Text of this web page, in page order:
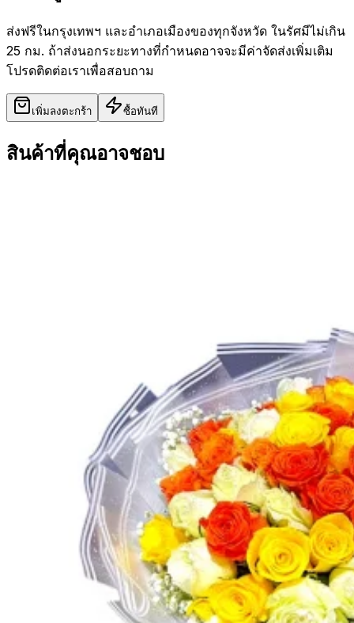
ส่งฟรีในกรุงเทพฯ และอำเภอเมืองของทุกจังหวัด ในรัศมีไม่เกิน
25 กม. ถ้าส่งนอกระยะทางที่กำหนดอาจจะมีค่าจัดส่งเพิ่มเติม
โปรดติดต่อเราเพื่อสอบถาม
เพิ่มลงตะกร้า ซื้อทันที
สินค้าที่คุณอาจชอบ